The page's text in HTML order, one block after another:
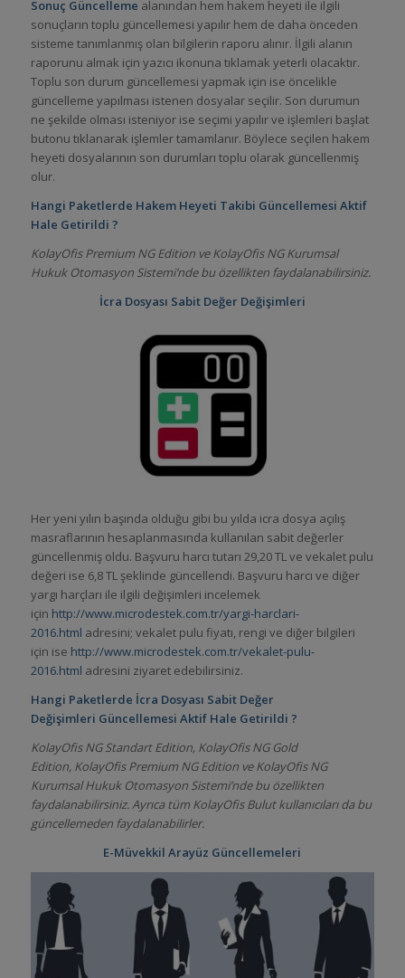
Sonuç Güncelleme alanından hem hakem heyeti ile ilgili
sonuçların toplu güncellemesi yapılır hem de daha önceden
sisteme tanımlanmış olan bilgilerin raporu alınır. İlgili alanın
raporunu almak için yazıcı ikonuna tıklamak yeterli olacaktır.
Toplu son durum güncellemesi yapmak için ise öncelikle
güncelleme yapılması istenen dosyalar seçilir. Son durumun
ne şekilde olması isteniyor ise seçimi yapılır ve işlemleri başlat
butonu tıklanarak işlemler tamamlanır. Böylece seçilen hakem
heyeti dosyalarının son durumları toplu olarak güncellenmiş
olur.
Hangi Paketlerde Hakem Heyeti Takibi Güncellemesi Aktif
Hale Getirildi ?
KolayOfis Premium NG Edition ve KolayOfis NG Kurumsal
Hukuk Otomasyon Sistemi’nde bu özellikten faydalanabilirsiniz.
İcra Dosyası Sabit Değer Değişimleri
Her yeni yılın başında olduğu gibi bu yılda icra dosya açılış
masraflarının hesaplanmasında kullanılan sabit değerler
güncellenmiş oldu. Başvuru harcı tutarı 29,20 TL ve vekalet pulu
değeri ise 6,8 TL şeklinde güncellendi. Başvuru harcı ve diğer
yargı harçları ile ilgili değişimleri incelemek
için http://www.microdestek.com.tr/yargi-harclari-
2016.html adresini; vekalet pulu fiyatı, rengi ve diğer bilgileri
için ise http://www.microdestek.com.tr/vekalet-pulu-
2016.html adresini ziyaret edebilirsiniz.
Hangi Paketlerde İcra Dosyası Sabit Değer
Değişimleri Güncellemesi Aktif Hale Getirildi ?
KolayOfis NG Standart Edition, KolayOfis NG Gold
Edition, KolayOfis Premium NG Edition ve KolayOfis NG
Kurumsal Hukuk Otomasyon Sistemi’nde bu özellikten
faydalanabilirsiniz. Ayrıca tüm KolayOfis Bulut kullanıcıları da bu
güncellemeden faydalanabilirler.
E-Müvekkil Arayüz Güncellemeleri